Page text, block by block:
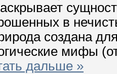
в
создана
мифы
дальше »